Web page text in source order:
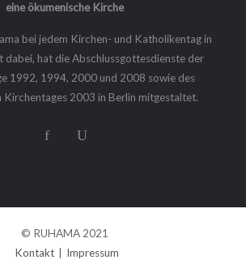
eine ökumenische Kirche
bei jedem Kirchen- und Katholikentag in
dabei, hat die Abschlussgottesdienste der
1992, 1994, 2000 und 2008 sowie des
Kirchentages 2003 in Berlin mitgestaltet.
© RUHAMA 2021
Kontakt
Impressum